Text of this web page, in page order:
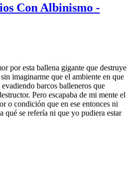
Con Albinismo -
por esta ballena gigante que destruye
imaginarme que el ambiente en que
barcos balleneros que
Pero escapaba de mi mente el
o condición que en ese entonces ni
qué se refería ni que yo pudiera estar